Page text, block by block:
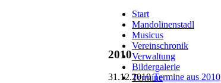
überspringen
Start
Mandolinenstadl
Musicus
Vereinschronik
Verwaltung
Bildergalerie
Termine
2010
31.12.2010 Termine aus 2010